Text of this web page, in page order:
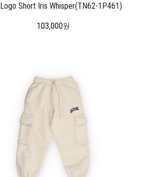
Short Iris Whisper(TN62-1P461)
103,000원